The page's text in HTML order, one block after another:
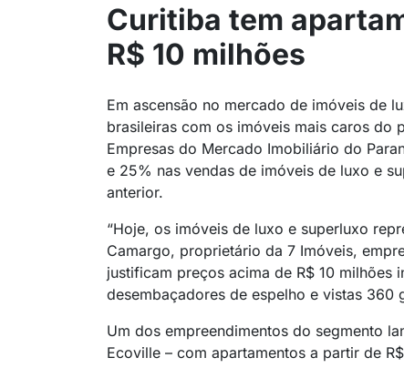
Curitiba tem
R$ 10 milhões
Em ascensão no mercado de imóveis de
brasileiras com os imóveis mais caros do
Empresas do Mercado Imobiliário do
e 25% nas vendas de imóveis de luxo e
anterior.
“Hoje, os imóveis de luxo e superluxo
Camargo, proprietário da 7 Imóveis,
justificam preços acima de R$ 10 milhões
desembaçadores de espelho e vistas 360
Um dos empreendimentos do segmento
Ecoville – com apartamentos a partir de